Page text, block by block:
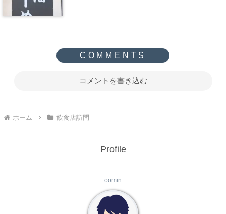
コメントを書き込む
ホーム 飲食店訪問
Profile
oomin